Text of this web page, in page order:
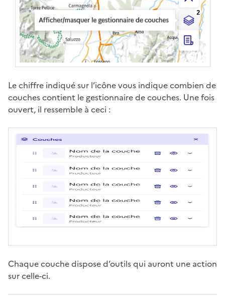
Le chiffre indiqué sur l’icône vous indique combien de
couches contient le gestionnaire de couches. Une fois
ouvert, il ressemble à ceci :
Chaque couche dispose d’outils qui auront une action
sur celle-ci.